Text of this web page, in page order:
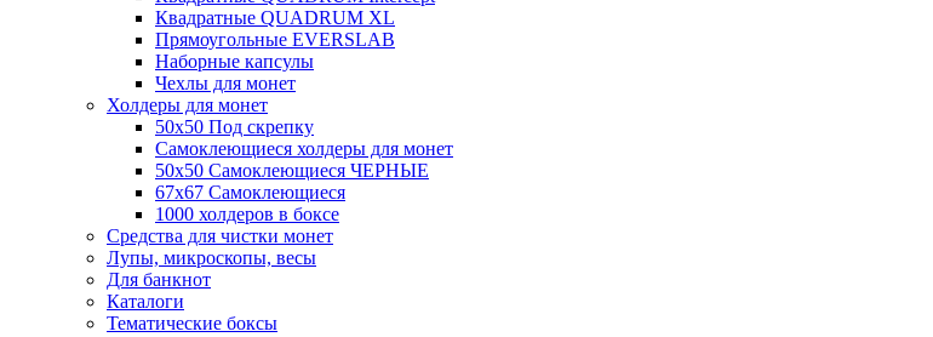
Квадратные QUADRUM XL
Прямоугольные EVERSLAB
Наборные капсулы
Чехлы для монет
Холдеры для монет
50х50 Под скрепку
Самоклеющиеся холдеры для монет
50х50 Самоклеющиеся ЧЕРНЫЕ
67x67 Самоклеющиеся
1000 холдеров в боксе
Средства для чистки монет
Лупы, микроскопы, весы
Для банкнот
Каталоги
Тематические боксы